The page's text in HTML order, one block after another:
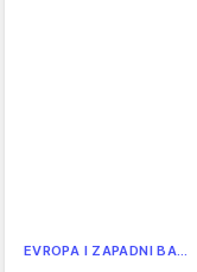
EVROPA I ZAPADNI BA…